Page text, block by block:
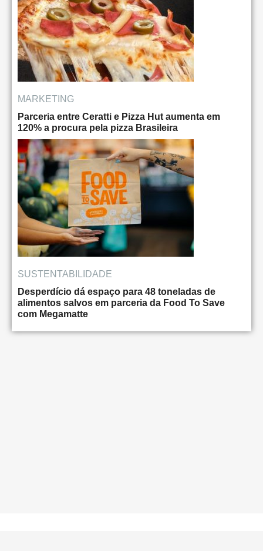
MARKETING
Parceria entre Ceratti e Pizza Hut aumenta em
120% a procura pela pizza Brasileira
SUSTENTABILIDADE
Desperdício dá espaço para 48 toneladas de
alimentos salvos em parceria da Food To Save
com Megamatte